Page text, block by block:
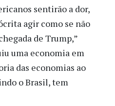
sentirão a dor,
agir como se não
de Trump,”
uma economia em
das economias ao
o Brasil, tem